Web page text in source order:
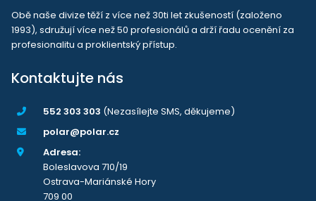
Obě naše divize těží z více než 30ti let zkušeností (založeno
1993), sdružují více než 50 profesionálů a drží řadu ocenění za
profesionalitu a proklientský přístup.
Kontaktujte nás
552 303 303 (Nezasílejte SMS, děkujeme)
polar@polar.cz
Adresa:
Boleslavova 710/19
Ostrava-Mariánské Hory
709 00